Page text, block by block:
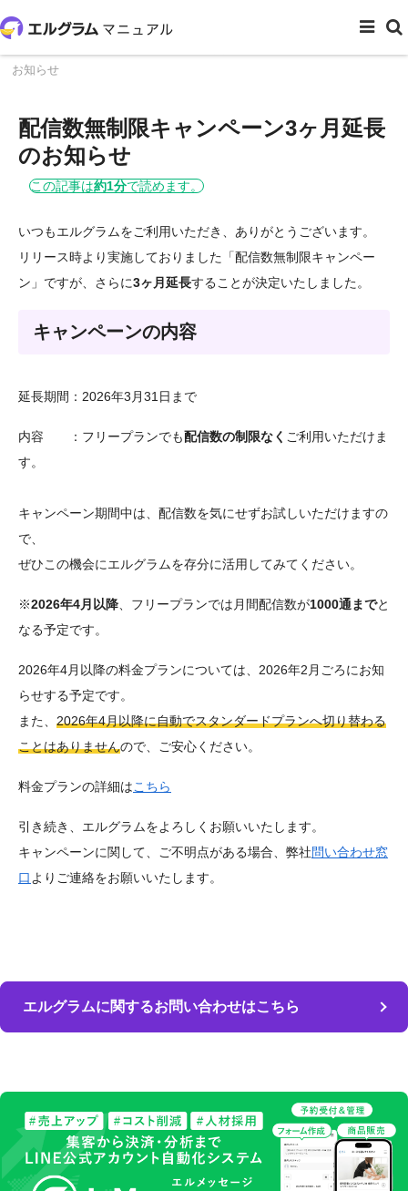
お知らせ
配信数無制限キャンペーン3ヶ月延長
のお知らせ
この記事は約1分で読めます。
いつもエルグラムをご利用いただき、ありがとうございます。
リリース時より実施しておりました「配信数無制限キャンペー
ン」ですが、さらに3ヶ月延長することが決定いたしました。
キャンペーンの内容
延長期間：2026年3月31日まで
内容 ：フリープランでも配信数の制限なく ご利用いただけま
す。
キャンペーン期間中は、配信数を気にせずお試しいただけますの
で、
ぜひこの機会にエルグラムを存分に活用してみてください。
※2026年4月以降 、フリープランでは月間配信数が1000通までと
なる予定です。
2026年4月以降の料金プランについては、2026年2月ごろにお知
らせする予定です。
また、 2026年4月以降に自動でスタンダードプランへ切り替わる
ことはありませんので、ご安心ください。
料金プランの詳細はこちら
引き続き、エルグラムをよろしくお願いいたします。
キャンペーンに関して、ご不明点がある場合、弊社問い合わせ窓
口 よりご連絡をお願いいたします。
エルグラムに関するお問い合わせはこちら